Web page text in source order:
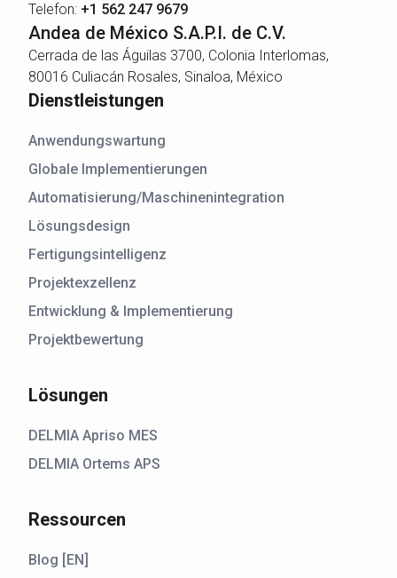
Telefon: +1 562 247 9679
Andea de México S.A.P.I. de C.V.
Cerrada de las Águilas 3700, Colonia Interlomas,
80016 Culiacán Rosales, Sinaloa, México
Dienstleistungen
Anwendungswartung
Globale Implementierungen
Automatisierung/Maschinenintegration
Lösungsdesign
Fertigungsintelligenz
Projektexzellenz
Entwicklung & Implementierung
Projektbewertung
Lösungen
DELMIA Apriso MES
DELMIA Ortems APS
Ressourcen
Blog [EN]